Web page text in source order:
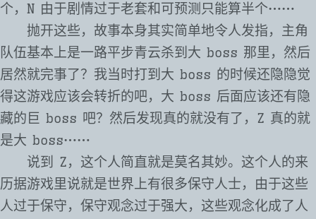
个，N 由于剧情过于老套和可预测只能算半个⋯⋯
抛开这些，故事本身其实简单地令人发指，主角
队伍基本上是一路平步青云杀到大 boss 那里，然后
居然就完事了？我当时打到大 boss 的时候还隐隐觉
得这游戏应该会转折的吧，大 boss 后面应该还有隐
藏的巨 boss 吧？然后发现真的就没有了，Z 真的就
是大 boss⋯⋯
说到 Z，这个人简直就是莫名其妙。这个人的来
历据游戏里说就是世界上有很多保守人士，由于这些
人过于保守，保守观念过于强大，这些观念化成了人